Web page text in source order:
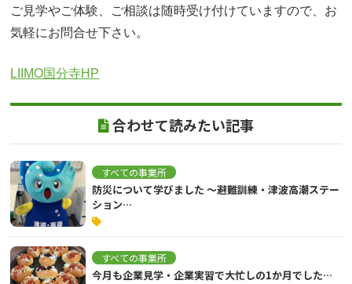
ご見学やご体験、ご相談は随時受け付けていますので、お
気軽にお問合せ下さい。
LIIMO国分寺HP
合わせて読みたい記事
すべての事業所
防災について学びました ～避難訓練・津波高潮ステー
ション…
すべての事業所
今月も企業見学・企業実習で大忙しの1か月でした…